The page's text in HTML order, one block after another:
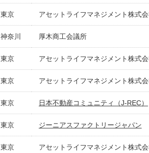
東京 アセットライフマネジメント株式
神奈川 厚木商工会議所
東京 アセットライフマネジメント株式
東京 アセットライフマネジメント株式
東京 日本不動産コミュニティ（J-REC）
東京 ジーニアスファクトリージャパン
東京 アセットライフマネジメント株式